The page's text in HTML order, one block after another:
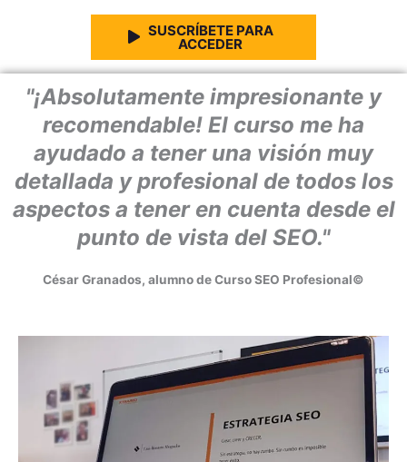
SUSCRÍBETE PARA
ACCEDER
"¡Absolutamente impresionante y
recomendable! El curso me ha
ayudado a tener una visión muy
detallada y profesional de todos los
aspectos a tener en cuenta desde el
punto de vista del SEO."
César Granados, alumno de Curso SEO Profesional©